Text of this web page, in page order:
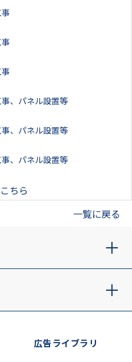
事、パネル設置等
事、パネル設置等
事、パネル設置等
ちら
一覧に戻る
広告ライブラリ